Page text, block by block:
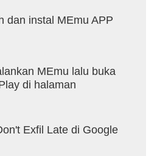
lilin di tengah hutan abu,
bangunan mati untuk
yang telah hilang.
lonceng berbunyi dua
di dalam, kamu tidak
menyatu dengan tinta
BUNUH. KABUR.
ditulis dengan darah: Ambil
dan instal MEmu APP
MEmu lalu buka
di halaman
Exfil Late di Google